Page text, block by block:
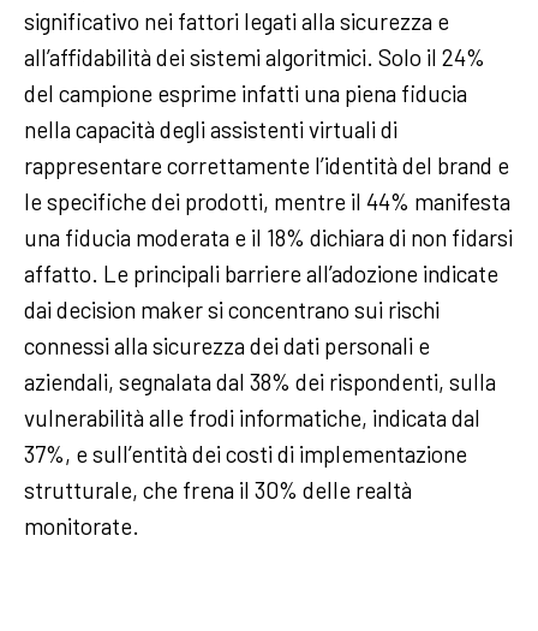
significativo nei fattori legati alla sicurezza e
all’affidabilità dei sistemi algoritmici. Solo il 24%
del campione esprime infatti una piena fiducia
nella capacità degli assistenti virtuali di
rappresentare correttamente l’identità del brand e
le specifiche dei prodotti, mentre il 44% manifesta
una fiducia moderata e il 18% dichiara di non fidarsi
affatto. Le principali barriere all’adozione indicate
dai decision maker si concentrano sui rischi
connessi alla sicurezza dei dati personali e
aziendali, segnalata dal 38% dei rispondenti, sulla
vulnerabilità alle frodi informatiche, indicata dal
37%, e sull’entità dei costi di implementazione
strutturale, che frena il 30% delle realtà
monitorate.